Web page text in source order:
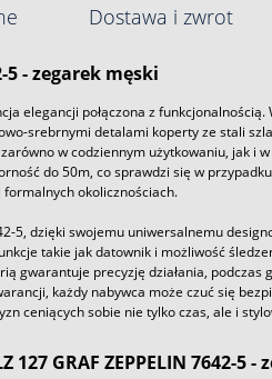
Dostawa i zwrot
5 - zegarek męski
elegancji połączona z
srebrnymi detalami koperty ze stali
w codziennym użytkowaniu, jak i
do 50m, co sprawdzi się w
okolicznościach.
5, dzięki swojemu uniwersalnemu
takie jak datownik i możliwość
gwarantuje precyzję działania,
każdy nabywca może czuć się
ceniących sobie nie tylko czas, ale i
GRAF ZEPPELIN 7642-5 -